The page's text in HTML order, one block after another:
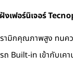
งเฟอร์นิเจอร์
รามิกคุณภาพสูง ทนค
Built-in เข้ากับเคา